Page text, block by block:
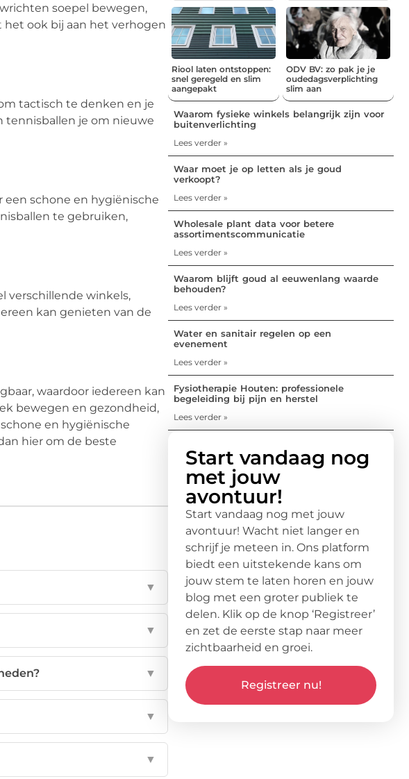
soepel bewegen,
ook bij aan het verhogen
tactisch te denken en je
tennisballen je om nieuwe
schone en hygiënische
te gebruiken,
verschillende winkels,
kan genieten van de
waardoor iedereen kan
bewegen en gezondheid,
en hygiënische
hier om de beste
▼
▼
▼
▼
▼
Riool laten ontstoppen:
snel geregeld en slim
aangepakt
ODV BV: zo pak je je
oudedagsverplichting
slim aan
Waarom fysieke winkels belangrijk zijn voor
buitenverlichting
Lees verder »
Waar moet je op letten als je goud
verkoopt?
Lees verder »
Wholesale plant data voor betere
assortimentscommunicatie
Lees verder »
Waarom blijft goud al eeuwenlang waarde
behouden?
Lees verder »
Water en sanitair regelen op een
evenement
Lees verder »
Fysiotherapie Houten: professionele
begeleiding bij pijn en herstel
Lees verder »
Start vandaag nog
met jouw
avontuur!
Start vandaag nog met jouw
avontuur! Wacht niet langer en
schrijf je meteen in. Ons platform
biedt een uitstekende kans om
jouw stem te laten horen en jouw
blog met een groter publiek te
delen. Klik op de knop ‘Registreer’
en zet de eerste stap naar meer
zichtbaarheid en groei.
Registreer nu!